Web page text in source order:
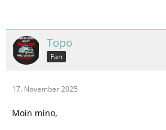
Topo
Fan
17. November 2025
Moin mino,